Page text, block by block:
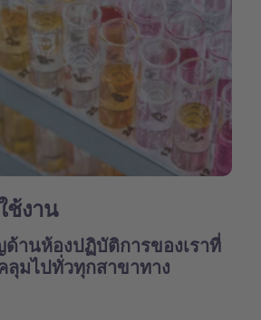
ช้งาน
านห้องปฏิบัติการของเราที่
ลุมไปทั่วทุกสาขาทาง